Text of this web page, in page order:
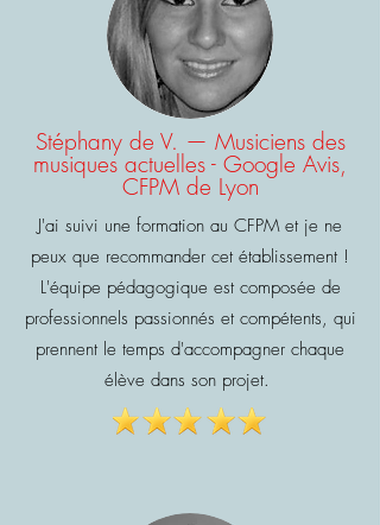
Stéphany de V. — Musiciens des
musiques actuelles - Google Avis,
CFPM de Lyon
J'ai suivi une formation au CFPM et je ne
peux que recommander cet établissement !
L'équipe pédagogique est composée de
professionnels passionnés et compétents, qui
prennent le temps d'accompagner chaque
élève dans son projet.